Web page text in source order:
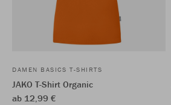
DAMEN BASICS T-SHIRTS
JAKO T-Shirt Organic
ab 12,99 €